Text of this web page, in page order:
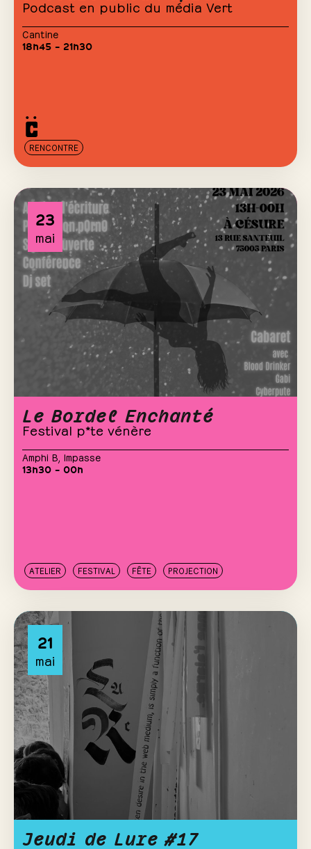
Podcast en public du média Vert
Cantine
18h45 – 21h30
RENCONTRE
23
mai
Le Bordel Enchanté
Festival p*te vénère
Amphi B Impasse
13h30 – 00h
ATELIER FESTIVAL FÊTE PROJECTION
21
mai
Jeudi de Lure #17